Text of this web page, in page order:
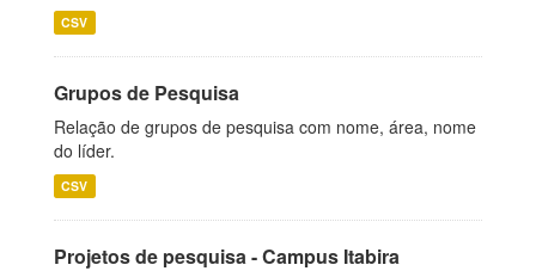
CSV
Grupos de Pesquisa
Relação de grupos de pesquisa com nome, área, nome
do líder.
CSV
Projetos de pesquisa - Campus Itabira